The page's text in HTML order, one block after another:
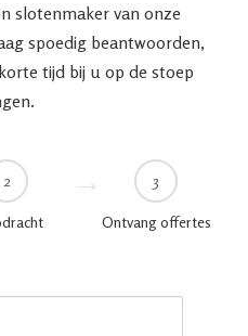
slotenmaker van onze
spoedig beantwoorden,
tijd bij u op de stoep
2 3
Ontvang offertes